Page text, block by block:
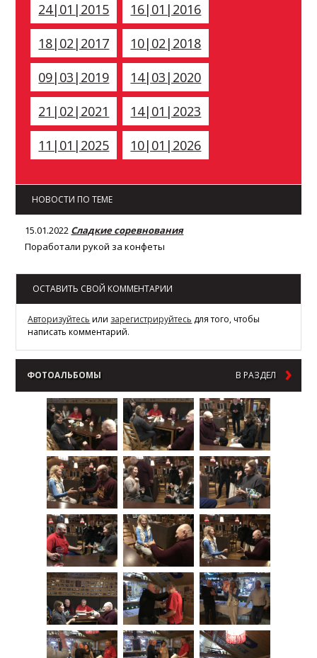
24|01|2015
16|01|2016
18|02|2017
10|02|2018
09|03|2019
14|03|2020
21|02|2021
14|01|2023
11|01|2025
10|01|2026
НОВОСТИ ПО ТЕМЕ
15.01.2022 Сладкие соревнования
Поработали рукой за конфеты
ОСТАВИТЬ СВОЙ КОММЕНТАРИИ
Авторизуйтесь или зарегистрируйтесь для того, чтобы
написать комментарий.
ФОТОАЛЬБОМЫ В РАЗДЕЛ